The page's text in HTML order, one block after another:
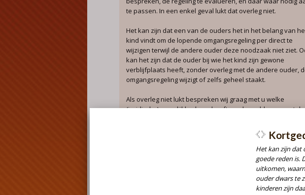
te passen. In een enkel geval lukt dat overleg niet.
Het kan zijn dat een van de ouders het in het belang van
kind vindt om de lopende omgangsregeling per direct te
wijzigen terwijl de andere ouder deze noodzaak niet ziet.
kan het zijn dat de ouder bij wie het kind zijn gewone
verblijfplaats heeft, zonder overleg met de andere ouder,
omgangsregeling wijzigt of zelfs geheel staakt.
Als overleg niet lukt bespreken wij graag met u welke
(juridische) mogelijkheden u heeft om de problemen met de
De omgangsregeling wordt niet meer
Indien de andere ouder, zonder uw in- of toestemming, de
door de rechtbank vastgestelde omgangsregeling niet meer